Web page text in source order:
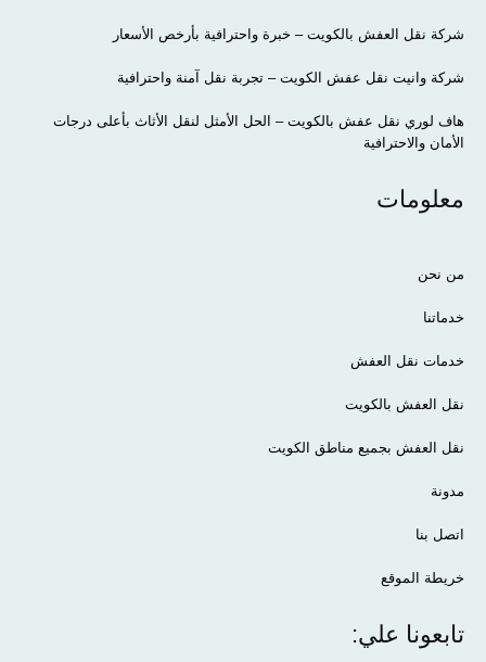
شركة نقل العفش بالكويت – خبرة واحترافية بأرخص الأسعار
شركة وانيت نقل عفش الكويت – تجربة نقل آمنة واحترافية
هاف لوري نقل عفش بالكويت – الحل الأمثل لنقل الأثاث بأعلى درجات
الأمان والاحترافية
معلومات
من نحن
خدماتنا
خدمات نقل العفش
نقل العفش بالكويت
نقل العفش بجميع مناطق الكويت
مدونة
اتصل بنا
خريطة الموقع
تابعونا علي: